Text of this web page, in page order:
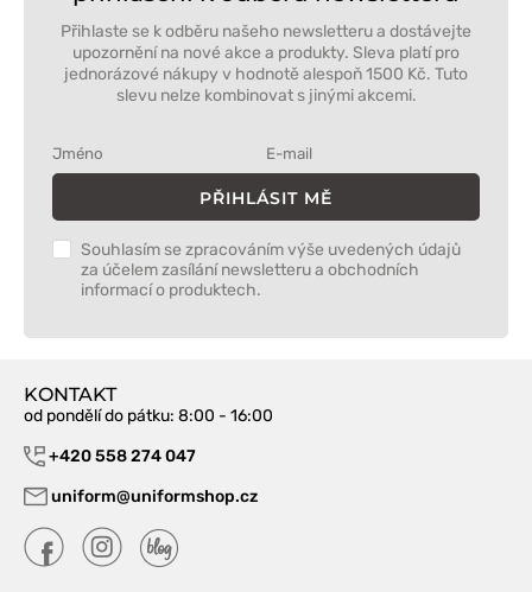
Přihlaste se k odběru našeho newsletteru a dostávejte
upozornění na nové akce a produkty. Sleva platí pro
jednorázové nákupy v hodnotě alespoň 1500 Kč. Tuto
slevu nelze kombinovat s jinými akcemi.
PŘIHLÁSIT MĚ
Souhlasím se zpracováním výše uvedených údajů
za účelem zasílání newsletteru a obchodních
informací o produktech.
KONTAKT
od pondělí do pátku: 8:00 - 16:00
+420 558 274 047
uniform@uniformshop.cz